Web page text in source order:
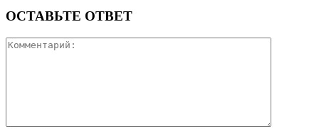
ОСТАВЬТЕ ОТВЕТ